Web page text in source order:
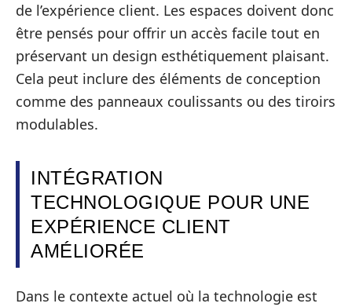
de l’expérience client. Les espaces doivent donc
être pensés pour offrir un accès facile tout en
préservant un design esthétiquement plaisant.
Cela peut inclure des éléments de conception
comme des panneaux coulissants ou des tiroirs
modulables.
INTÉGRATION
TECHNOLOGIQUE POUR UNE
EXPÉRIENCE CLIENT
AMÉLIORÉE
Dans le contexte actuel où la technologie est